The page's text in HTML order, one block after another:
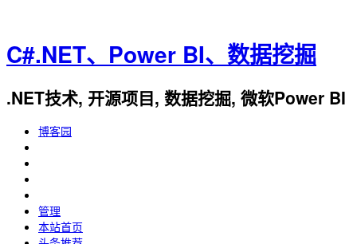
C#.NET、Power BI、数据挖掘
.NET技术, 开源项目, 数据挖掘, 微软Power BI
博客园
管理
本站首页